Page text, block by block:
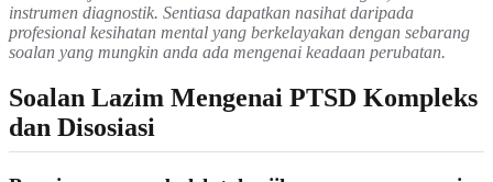
instrumen diagnostik. Sentiasa dapatkan nasihat daripada
profesional kesihatan mental yang berkelayakan dengan sebarang
soalan yang mungkin anda ada mengenai keadaan perubatan.
Soalan Lazim Mengenai PTSD Kompleks
dan Disosiasi